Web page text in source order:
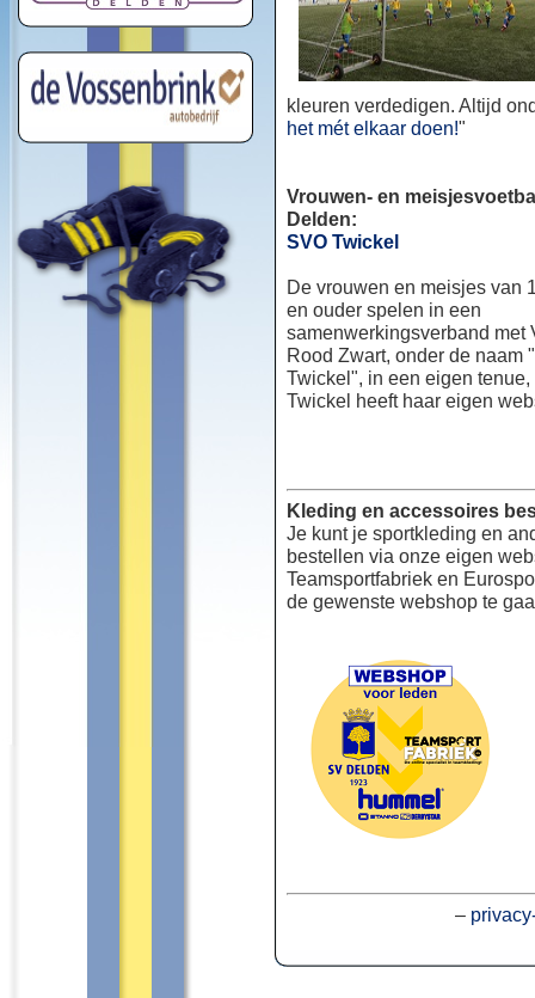
kleuren verdedigen. Altijd
het mét elkaar doen!"
Vrouwen- en
Delden:
SVO Twickel
De vrouwen en meisjes van
en ouder spelen in een
samenwerkingsverband met
Rood Zwart, onder de naam
Twickel", in een eigen
Twickel heeft haar eigen
Kleding en accessoires
Je kunt je sportkleding en
bestellen via onze eigen
Teamsportfabriek en
de gewenste webshop te
–